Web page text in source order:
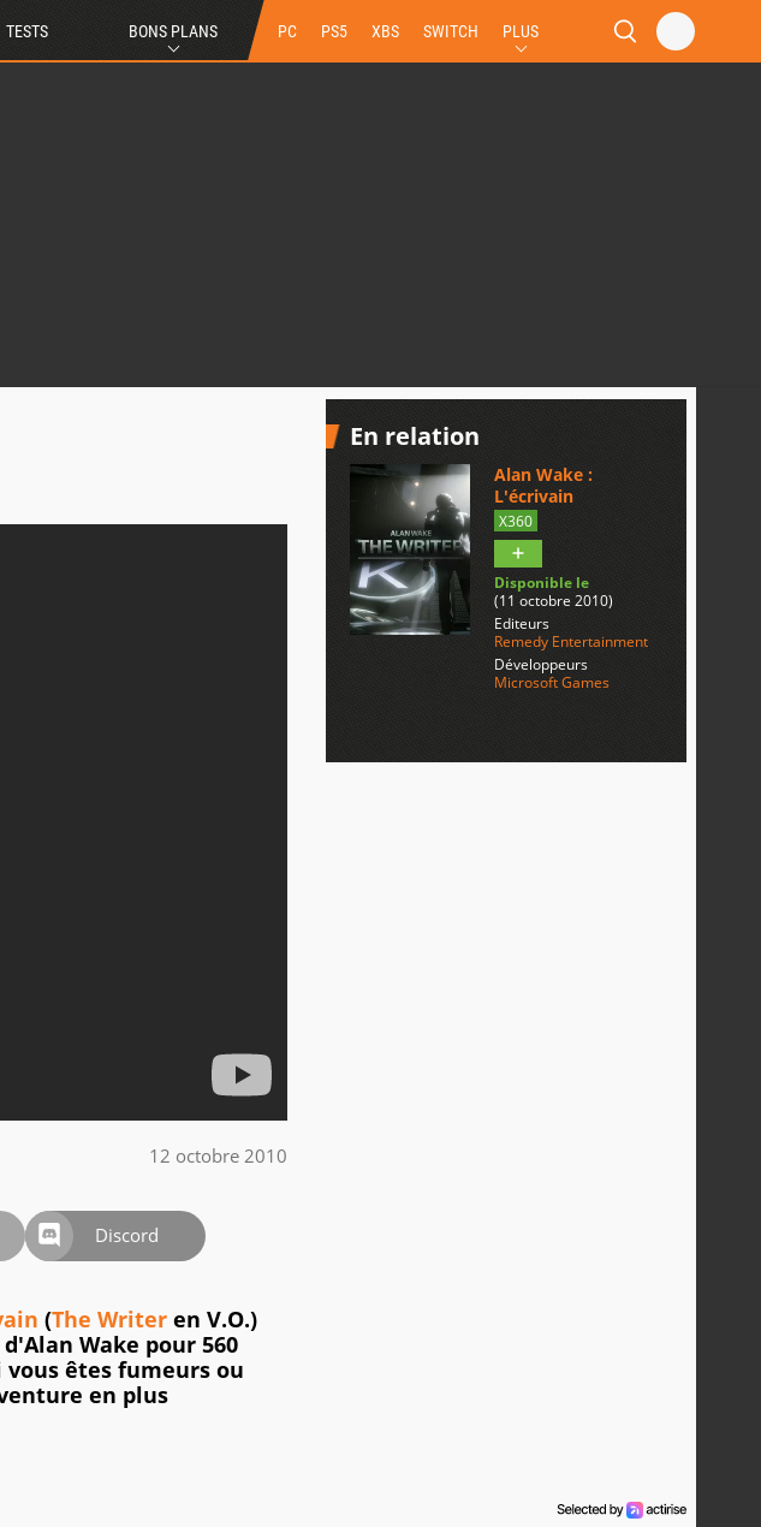
TESTS BONS PLANS PC PS5 XBS SWITCH PLUS
12 octobre 2010
Discord
(The Writer en V.O.)
Wake pour 560
êtes fumeurs ou
en plus
En relation
Alan Wake :
L'écrivain
X360
Disponible le
(11 octobre 2010)
Editeurs
Remedy Entertainment
Développeurs
Microsoft Games